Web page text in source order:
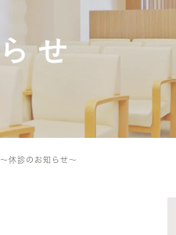
院紹介・アクセス
せ
～休診のお知らせ～